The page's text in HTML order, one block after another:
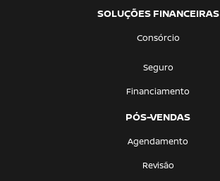
SOLUÇÕES FINANCEIRAS
Consórcio
Seguro
Financiamento
PÓS-VENDAS
Agendamento
Revisão